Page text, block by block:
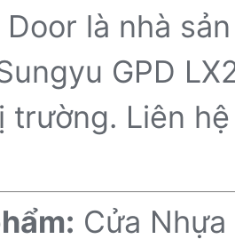
Door là nhà
GPD
trường. Liên
Cửa Nhựa